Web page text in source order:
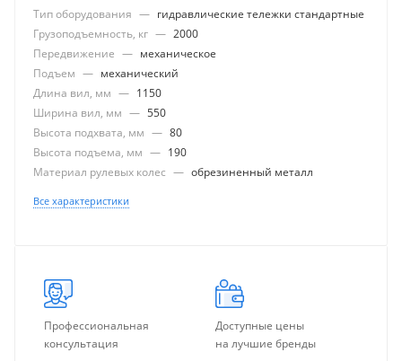
Тип оборудования — гидравлические тележки стандартные
Грузоподъемность, кг — 2000
Передвижение — механическое
Подъем — механический
Длина вил, мм — 1150
Ширина вил, мм — 550
Высота подхвата, мм — 80
Высота подъема, мм — 190
Материал рулевых колес — обрезиненный металл
Все характеристики
Профессиональная
консультация
Доступные цены
на лучшие бренды